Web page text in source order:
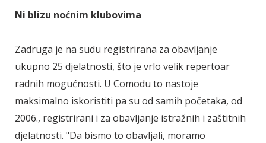
Ni blizu noćnim klubovima
Zadruga je na sudu registrirana za obavljanje
ukupno 25 djelatnosti, što je vrlo velik repertoar
radnih mogućnosti. U Comodu to nastoje
maksimalno iskoristiti pa su od samih početaka, od
2006., registrirani i za obavljanje istražnih i zaštitnih
djelatnosti. "Da bismo to obavljali, moramo